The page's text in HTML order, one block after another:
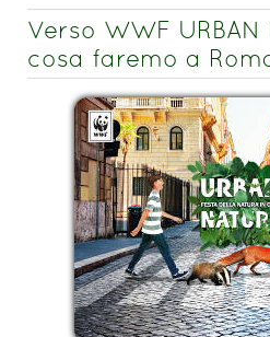
Verso WWF URBAN
cosa faremo a